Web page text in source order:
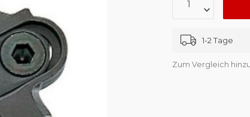
1-2 Tage
Zum Vergleich